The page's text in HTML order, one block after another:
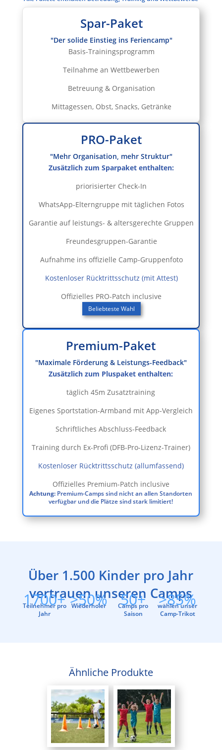
Spar-Paket
"Der solide Einstieg ins Feriencamp"
Basis-Trainingsprogramm
Teilnahme an Wettbewerben
Betreuung & Organisation
Mittagessen, Obst, Snacks, Getränke
PRO-Paket
"Mehr Organisation, mehr Struktur"
Zusätzlich zum Sparpaket enthalten:
priorisierter Check-In
WhatsApp-Elterngruppe mit täglichen Fotos
Garantie auf leistungs- & altersgerechte Gruppen
Freundesgruppen-Garantie
Aufnahme ins offizielle Camp-Gruppenfoto
Kostenloser Rücktrittsschutz (mit Attest)
Offizielles PRO-Patch inclusive
Beliebteste Wahl
Premium-Paket
"Maximale Förderung & Leistungs-Feedback"
Zusätzlich zum Pluspaket enthalten:
täglich 45m Zusatztraining
Eigenes Sportstation-Armband mit App-Vergleich
Schriftliches Abschluss-Feedback
Training durch Ex-Profi (DFB-Pro-Lizenz-Trainer)
Kostenloser Rücktrittsschutz (allumfassend)
Offizielles Premium-Patch inclusive
Achtung: Premium-Camps sind nicht an allen Standorten
verfügbar und die Plätze sind stark limitiert!
Über 1.500 Kinder pro Jahr
vertrauen unseren Camps
1700+
Teilnehmer pro
Jahr
>50%
Wiederholer 50+
Camps pro
Saison
>85%
wählen unser
Camp-Trikot
Ähnliche Produkte